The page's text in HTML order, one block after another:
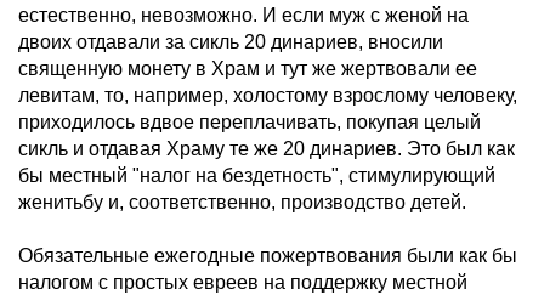
естественно, невозможно. И если муж с женой на
двоих отдавали за сикль 20 динариев, вносили
священную монету в Храм и тут же жертвовали ее
левитам, то, например, холостому взрослому человеку,
приходилось вдвое переплачивать, покупая целый
сикль и отдавая Храму те же 20 динариев. Это был как
бы местный "налог на бездетность", стимулирующий
женитьбу и, соответственно, производство детей.
Обязательные ежегодные пожертвования были как бы
налогом с простых евреев на поддержку местной